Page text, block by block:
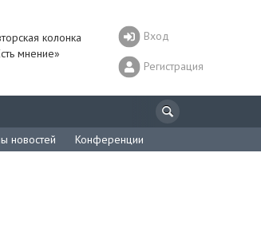
колонка
мнение»
Вход
Регистрация
новостей Конференции